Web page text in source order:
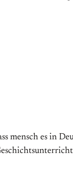
mensch es in